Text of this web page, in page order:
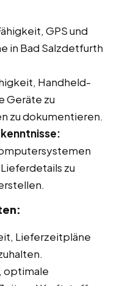
GPS und
in Bad Salzdetfurth
Handheld-
Geräte zu
zu dokumentieren.
zu
Lieferzeitpläne
optimale